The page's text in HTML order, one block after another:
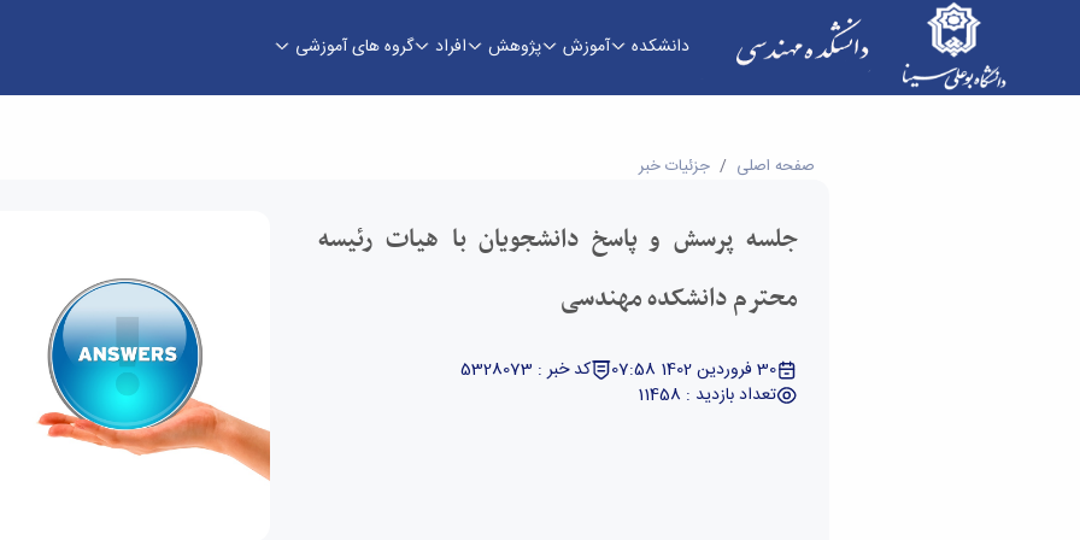
دانشکده آموزش پژوهش افراد گروه های آموزشی
جلسه پرسش و پاسخ دانشجویان با هیات رئیسه محترم دانشکده مهندسی - دانشکده فنی و مهندسی
صفحه اصلی جزئیات خبر
جلسه پرسش و پاسخ دانشجویان با هیات رئیسه
محترم دانشکده مهندسی
30 فروردین 1402 07:58
کد خبر : 5328073
تعداد بازدید : 11458